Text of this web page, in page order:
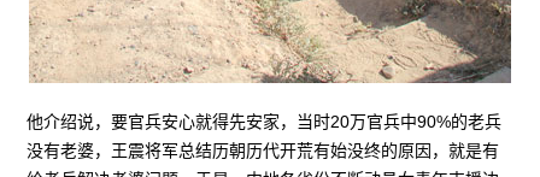
他介绍说，要官兵安心就得先安家，当时20万官兵中90%的老兵
没有老婆，王震将军总结历朝历代开荒有始没终的原因，就是有